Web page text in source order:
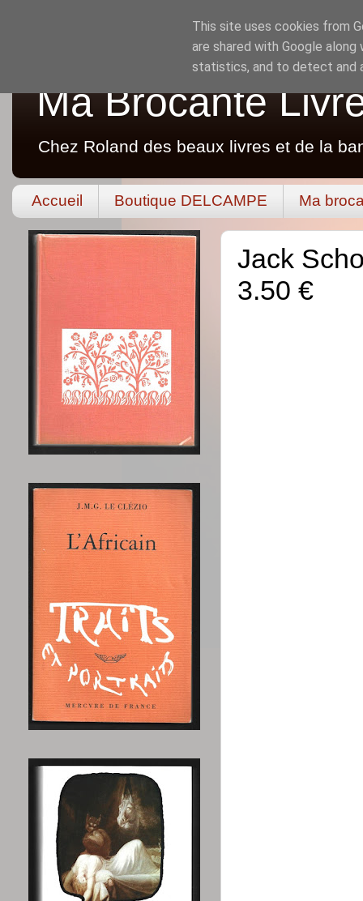
Ma Brocante
Chez Roland des beaux livres et de la
Accueil Boutique DELCAMPE Ma
Jack
3.50 €
This site uses cookies from
are shared with Google
statistics, and to detect and